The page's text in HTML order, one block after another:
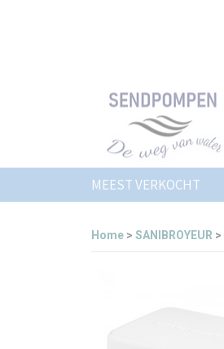
MEEST VERKOCHT
Home > SANIBROYEUR >